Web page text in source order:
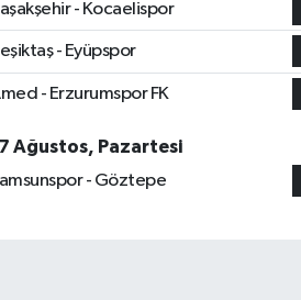
- Kocaelispor
- Eyüpspor
- Erzurumspor FK
Ağustos, Pazartesi
- Göztepe